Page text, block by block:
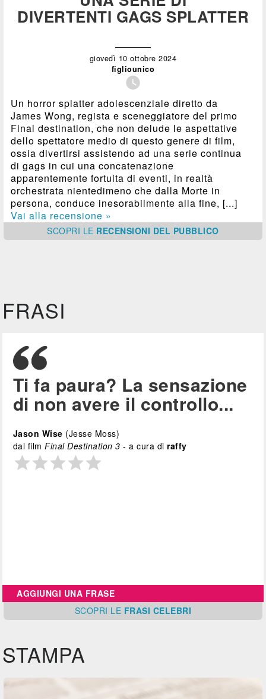
DIVERTENTI GAGS SPLATTER
giovedì 10 ottobre 2024
figliounico

Un horror splatter adolescenziale diretto da
James Wong, regista e sceneggiatore del primo
Final destination, che non delude le aspettative
dello spettatore medio di questo genere di film,
ossia divertirsi assistendo ad una serie continua
di gags in cui una concatenazione
apparentemente fortuita di eventi, in realtà
orchestrata nientedimeno che dalla Morte in
persona, conduce inesorabilmente alla fine, [...]
Vai alla recensione »
SCOPRI LE RECENSIONI DEL PUBBLICO
FRASI
Ti fa paura? La sensazione
di non avere il controllo...
Jason Wise (Jesse Moss)
dal filmFinal Destination 3 - a cura diraffy
AGGIUNGI UNA FRASE
SCOPRI LE FRASI CELEBRI
STAMPA